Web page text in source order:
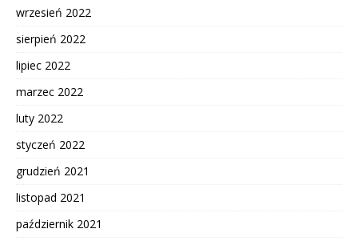
wrzesień 2022
sierpień 2022
lipiec 2022
marzec 2022
luty 2022
styczeń 2022
grudzień 2021
listopad 2021
październik 2021